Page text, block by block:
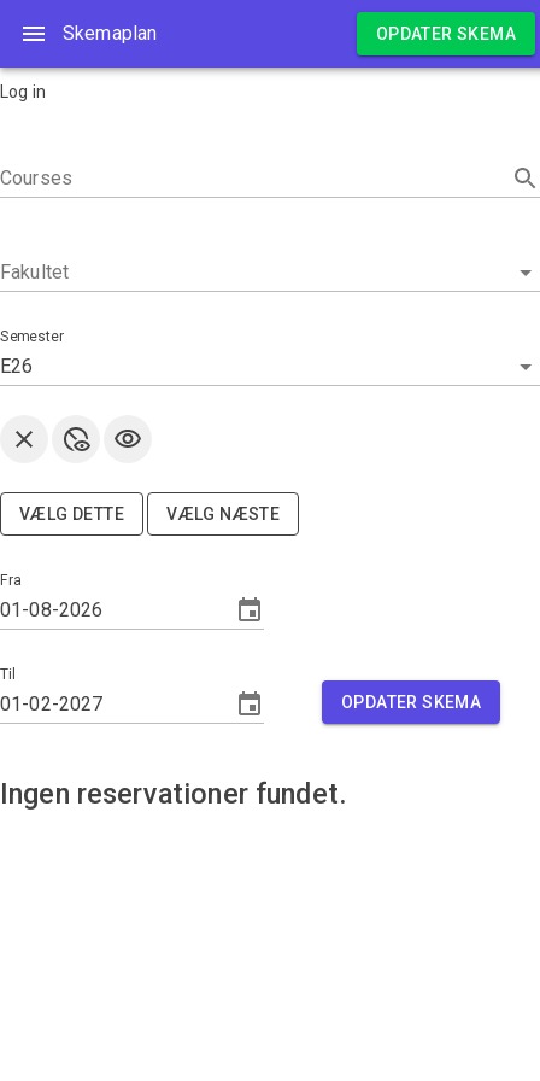
Skemaplan OPDATER SKEMA
Skemaplan
Log in
Courses
Fakultet
E26
Semester
VÆLG DETTE VÆLG NÆSTE
Fra
Til
OPDATER SKEMA
Ingen reservationer fundet.